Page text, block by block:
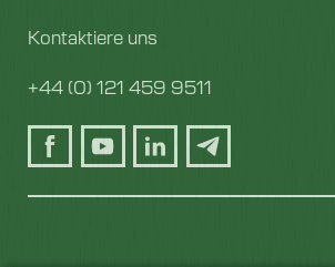
Kontaktiere uns
+44 (0) 121 459 9511